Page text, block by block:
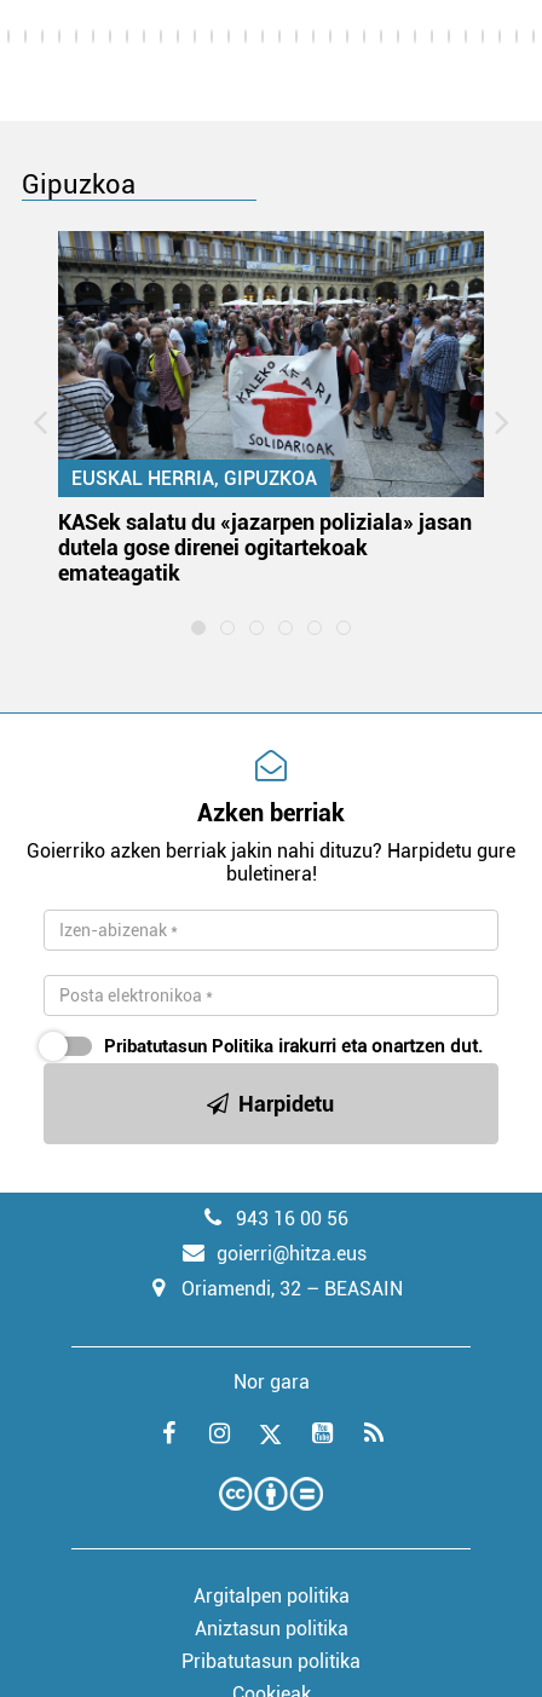
Gipuzkoa
EUSKAL HERRIA, GIPUZKOA
KASek salatu du «jazarpen poliziala» jasan
dutela gose direnei ogitartekoak
emateagatik
Azken berriak
Goierriko azken berriak jakin nahi dituzu? Harpidetu gure
buletinera!
Pribatutasun Politika irakurri eta onartzen dut.
Harpidetu
943 16 00 56
goierri@hitza.eus
Oriamendi, 32 – BEASAIN
Nor gara
Argitalpen politika
Aniztasun politika
Pribatutasun politika